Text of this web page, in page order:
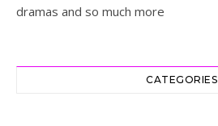
dramas and so much more
CATEGORIES